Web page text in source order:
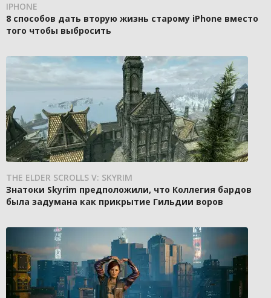
IPHONE
8 способов дать вторую жизнь старому iPhone вместо
того чтобы выбросить
THE ELDER SCROLLS V: SKYRIM
Знатоки Skyrim предположили, что Коллегия бардов
была задумана как прикрытие Гильдии воров